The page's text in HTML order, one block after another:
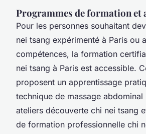
Programmes de formation et
Pour les personnes souhaitant
nei tsang expérimenté à Paris ou
compétences, la formation
nei tsang à Paris est accessible.
proposent un apprentissage
technique de massage
ateliers découverte chi nei tsang
de formation professionnelle chi